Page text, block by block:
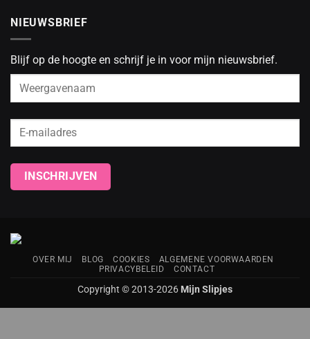
NIEUWSBRIEF
Blijf op de hoogte en schrijf je in voor mijn nieuwsbrief.
OVER MIJ BLOG COOKIES
ALGEMENE VOORWAARDEN
PRIVACYBELEID
CONTACT
Copyright © 2013-2026 Mijn Slipjes